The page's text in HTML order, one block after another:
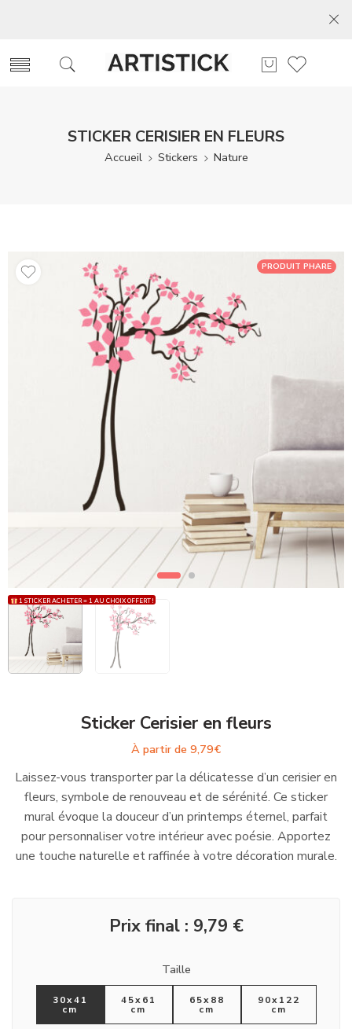
STICKER CERISIER EN FLEURS
Accueil Stickers Nature
PRODUIT PHARE
1 STICKER ACHETER = 1 AU CHOIX OFFERT !
Sticker Cerisier en fleurs
À partir de 9,79€
Laissez-vous transporter par la délicatesse d’un cerisier en
fleurs, symbole de renouveau et de sérénité. Ce sticker
mural évoque la douceur d’un printemps éternel, parfait
pour personnaliser votre intérieur avec poésie. Apportez
une touche naturelle et raffinée à votre décoration murale.
Prix final : 9,79 €
Taille
30x41
cm
45x61
cm
65x88
cm
90x122
cm